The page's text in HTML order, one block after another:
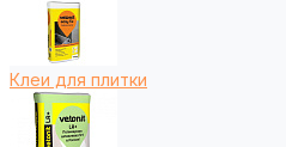
Клеи для плитки